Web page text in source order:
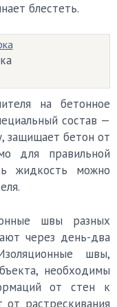
блестеть.
на бетонное
состав —
защищает бетон от
для правильной
жидкость можно
швы разных
через день-два
швы,
необходимы
от стен к
растрескивания